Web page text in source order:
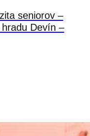
seniorov –
Devín –